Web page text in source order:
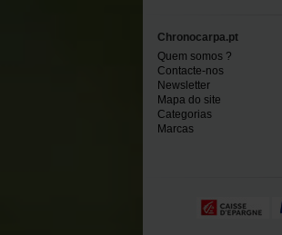
Chronocarpa.pt
Quem somos ?
Contacte-nos
Newsletter
Mapa do site
Categorias
Marcas